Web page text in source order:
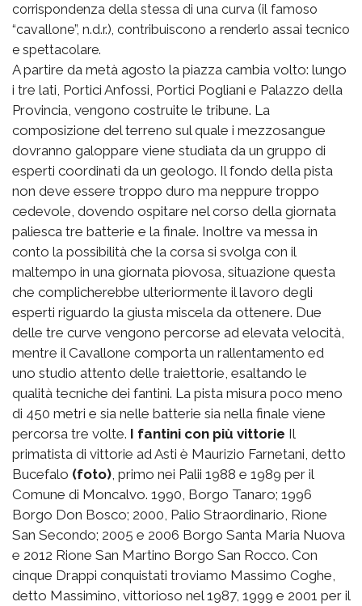
corrispondenza della stessa di una curva (il famoso
“cavallone”, n.d.r.), contribuiscono a renderlo assai tecnico
e spettacolare.
A partire da metà agosto la piazza cambia volto: lungo
i tre lati, Portici Anfossi, Portici Pogliani e Palazzo della
Provincia, vengono costruite le tribune. La
composizione del terreno sul quale i mezzosangue
dovranno galoppare viene studiata da un gruppo di
esperti coordinati da un geologo. Il fondo della pista
non deve essere troppo duro ma neppure troppo
cedevole, dovendo ospitare nel corso della giornata
paliesca tre batterie e la finale. Inoltre va messa in
conto la possibilità che la corsa si svolga con il
maltempo in una giornata piovosa, situazione questa
che complicherebbe ulteriormente il lavoro degli
esperti riguardo la giusta miscela da ottenere. Due
delle tre curve vengono percorse ad elevata velocità,
mentre il Cavallone comporta un rallentamento ed
uno studio attento delle traiettorie, esaltando le
qualità tecniche dei fantini. La pista misura poco meno
di 450 metri e sia nelle batterie sia nella finale viene
percorsa tre volte. I fantini con più vittorie Il
primatista di vittorie ad Asti è Maurizio Farnetani, detto
Bucefalo (foto) , primo nei Palii 1988 e 1989 per il
Comune di Moncalvo. 1990, Borgo Tanaro; 1996
Borgo Don Bosco; 2000, Palio Straordinario, Rione
San Secondo; 2005 e 2006 Borgo Santa Maria Nuova
e 2012 Rione San Martino Borgo San Rocco. Con
cinque Drappi conquistati troviamo Massimo Coghe,
detto Massimino, vittorioso nel 1987, 1999 e 2001 per il